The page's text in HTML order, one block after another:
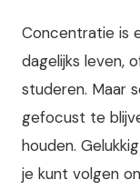
Concentratie is
dagelijks leven,
studeren. Maar
gefocust te
houden.
je kunt volgen